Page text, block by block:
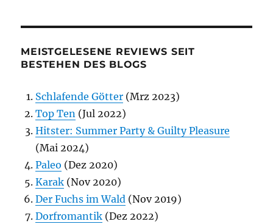
MEISTGELESENE REVIEWS SEIT
BESTEHEN DES BLOGS
Schlafende Götter (Mrz 2023)
Top Ten (Jul 2022)
Hitster: Summer Party & Guilty Pleasure
(Mai 2024)
Paleo (Dez 2020)
Karak (Nov 2020)
Der Fuchs im Wald (Nov 2019)
Dorfromantik (Dez 2022)